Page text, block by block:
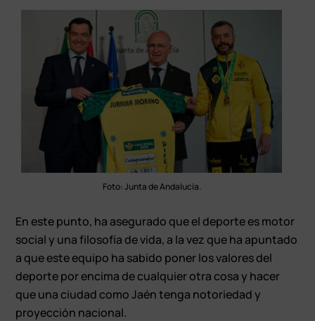
Foto: Junta de Andalucía.
En este punto, ha asegurado que el deporte es motor
social y una filosofía de vida, a la vez que ha apuntado
a que este equipo ha sabido poner los valores del
deporte por encima de cualquier otra cosa y hacer
que una ciudad como Jaén tenga notoriedad y
proyección nacional.